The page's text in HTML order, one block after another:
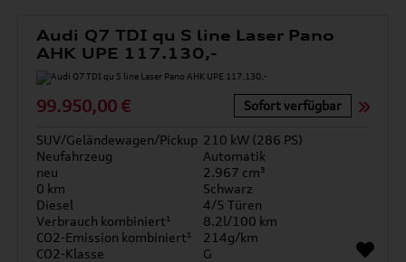
Audi Q7 TDI qu S line Laser Pano
AHK UPE 117.130,-
99.950,00 € Sofort verfügbar
SUV/Geländewagen/Pickup 210 kW (286 PS)
Neufahrzeug
Automatik
neu
2.967 cm³
0 km
Schwarz
Diesel
4/5 Türen
Verbrauch kombiniert¹
8.2l/100 km
CO2-Emission kombiniert¹
214g/km
CO2-Klasse
G